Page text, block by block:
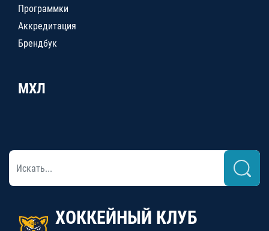
Программки
Аккредитация
Брендбук
МХЛ
ХОККЕЙНЫЙ КЛУБ